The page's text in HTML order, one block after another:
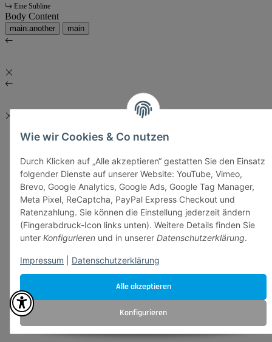
Alle akzeptieren
Konfigurieren
Wie wir Cookies & Co nutzen
Durch Klicken auf „Alle akzeptieren“ gestatten Sie den Einsatz
folgender Dienste auf unserer Website: YouTube, Vimeo,
Brevo, Google Analytics, Google Ads, Google Tag Manager,
Meta Pixel, ReCaptcha, PayPal Express Checkout und
Ratenzahlung. Sie können die Einstellung jederzeit ändern
(Fingerabdruck-Icon links unten). Weitere Details finden Sie
unter Konfigurieren und in unserer Datenschutzerklärung.
Impressum Datenschutzerklärung
Eine Subline
Body Content
main:another main